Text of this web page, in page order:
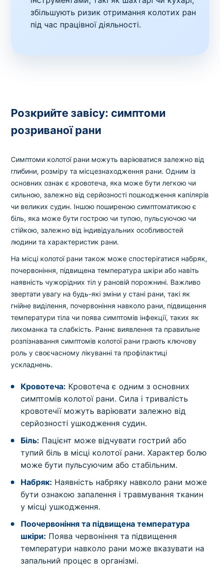
збільшують ризик отримання колотих ран
під час працівної діяльності.
Розкрийте завісу: симптоми
розриваної рани
Симптоми колотої рани можуть варіюватися залежно від
глибини, розміру та місцезнаходження рани. Одним із
основних ознак є кровотеча, яка може бути легкою чи
сильною, залежно від серйозності пошкодження капілярів
чи великих судин. Іншою поширеною симптоматикою є
біль, яка може бути гострою чи тупою, пульсуючою чи
стійкою, залежно від індивідуальних особливостей
людини та характеристик рани.
На місці колотої рани також може спостерігатися набряк,
почервоніння, підвищена температура шкіри або навіть
наявність чужорідних тіл у рановій порожнині. Важливо
звертати увагу на будь-які зміни у стані рани, такі як
гнійне виділення, почервоніння навколо рани, підвищення
температури тіла чи поява симптомів інфекції, таких як
лихоманка та слабкість. Раннє виявлення та правильне
розпізнавання симптомів колотої рани грають ключову
роль у своєчасному лікуванні та профілактиці
ускладнень.
Кровотеча: Кровотеча є одним з основних
симптомів колотої рани. Сила і тривалість
кровотечії можуть варіювати залежно від
серйозності ушкодження судин.
Біль: Пацієнт може відчувати гострий або
тупий біль в місці колотої рани. Характер болю
може бути пульсуючим або стабільним.
Набряк: Наявність набряку навколо рани може
бути ознакою запалення і травмування тканин
у місці ушкодження.
Поочервоніння та підвищена температура
шкіри: Поява червоніння та підвищення
температури навколо рани може вказувати на
запальний процес в організмі.